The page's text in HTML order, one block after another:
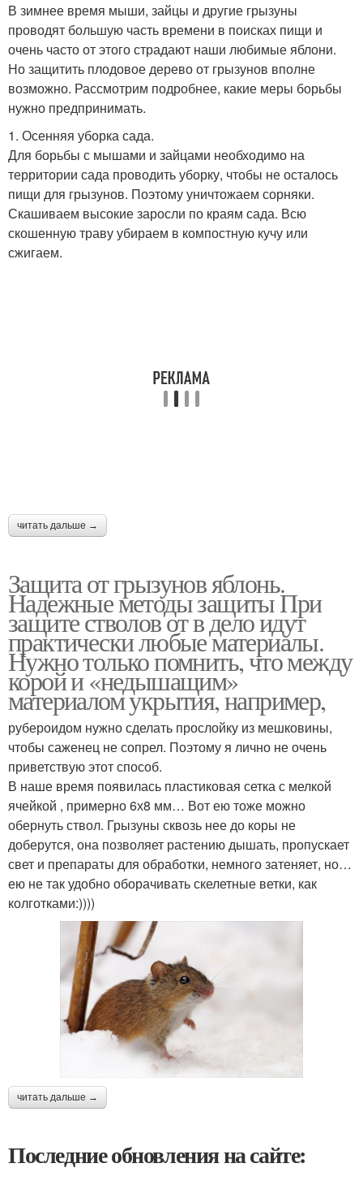
В зимнее время мыши, зайцы и другие грызуны
проводят большую часть времени в поисках пищи и
очень часто от этого страдают наши любимые яблони.
Но защитить плодовое дерево от грызунов вполне
возможно. Рассмотрим подробнее, какие меры борьбы
нужно предпринимать.
1. Осенняя уборка сада.
Для борьбы с мышами и зайцами необходимо на
территории сада проводить уборку, чтобы не осталось
пищи для грызунов. Поэтому уничтожаем сорняки.
Скашиваем высокие заросли по краям сада. Всю
скошенную траву убираем в компостную кучу или
сжигаем.
читать дальше →
Защита от грызунов яблонь.
Надежные методы защиты При
защите стволов от в дело идут
практически любые материалы.
Нужно только помнить, что между
корой и «недышащим»
материалом укрытия, например,
рубероидом нужно сделать прослойку из мешковины,
чтобы саженец не сопрел. Поэтому я лично не очень
приветствую этот способ.
В наше время появилась пластиковая сетка с мелкой
ячейкой , примерно 6х8 мм… Вот ею тоже можно
обернуть ствол. Грызуны сквозь нее до коры не
доберутся, она позволяет растению дышать, пропускает
свет и препараты для обработки, немного затеняет, но…
ею не так удобно оборачивать скелетные ветки, как
колготками:))))
читать дальше →
Последние обновления на сайте: